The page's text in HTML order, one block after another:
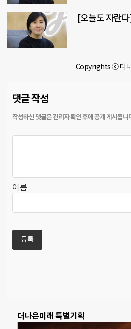
[오늘도 자란
Copyrights ⓒ 더
댓글 작성
이름
더나은미래 특별기획